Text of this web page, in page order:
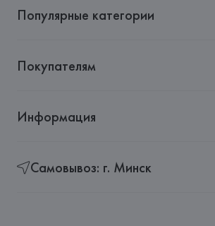
Популярные категории
Покупателям
Информация
Самовывоз: г. Минск